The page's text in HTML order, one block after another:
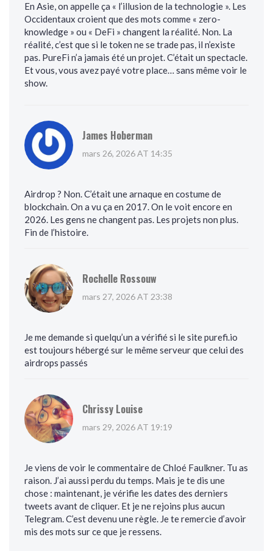
En Asie, on appelle ça « l’illusion de la technologie ». Les
Occidentaux croient que des mots comme « zero-
knowledge » ou « DeFi » changent la réalité. Non. La
réalité, c’est que si le token ne se trade pas, il n’existe
pas. PureFi n’a jamais été un projet. C’était un spectacle.
Et vous, vous avez payé votre place… sans même voir le
show.
James Hoberman
mars 26, 2026 AT 14:35
Airdrop ? Non. C’était une arnaque en costume de
blockchain. On a vu ça en 2017. On le voit encore en
2026. Les gens ne changent pas. Les projets non plus.
Fin de l’histoire.
Rochelle Rossouw
mars 27, 2026 AT 23:38
Je me demande si quelqu’un a vérifié si le site purefi.io
est toujours hébergé sur le même serveur que celui des
airdrops passés
Chrissy Louise
mars 29, 2026 AT 19:19
Je viens de voir le commentaire de Chloé Faulkner. Tu as
raison. J’ai aussi perdu du temps. Mais je te dis une
chose : maintenant, je vérifie les dates des derniers
tweets avant de cliquer. Et je ne rejoins plus aucun
Telegram. C’est devenu une règle. Je te remercie d’avoir
mis des mots sur ce que je ressens.